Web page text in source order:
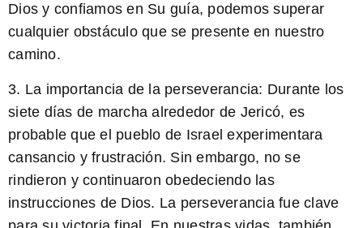
Dios y confiamos en Su guía, podemos superar
cualquier obstáculo que se presente en nuestro
camino.
3. La importancia de la perseverancia: Durante los
siete días de marcha alrededor de Jericó, es
probable que el pueblo de Israel experimentara
cansancio y frustración. Sin embargo, no se
rindieron y continuaron obedeciendo las
instrucciones de Dios. La perseverancia fue clave